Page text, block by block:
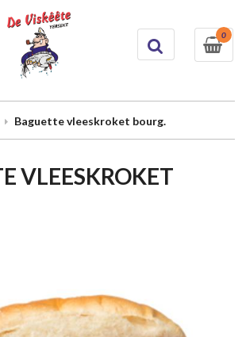
0
Baguette vleeskroket bourg.
VLEESKROKET